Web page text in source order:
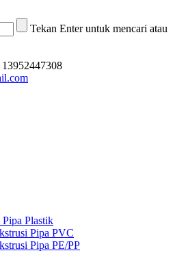
Tekan Enter untuk mencari atau
Plastik
Pipa PVC
Pipa PE/PP